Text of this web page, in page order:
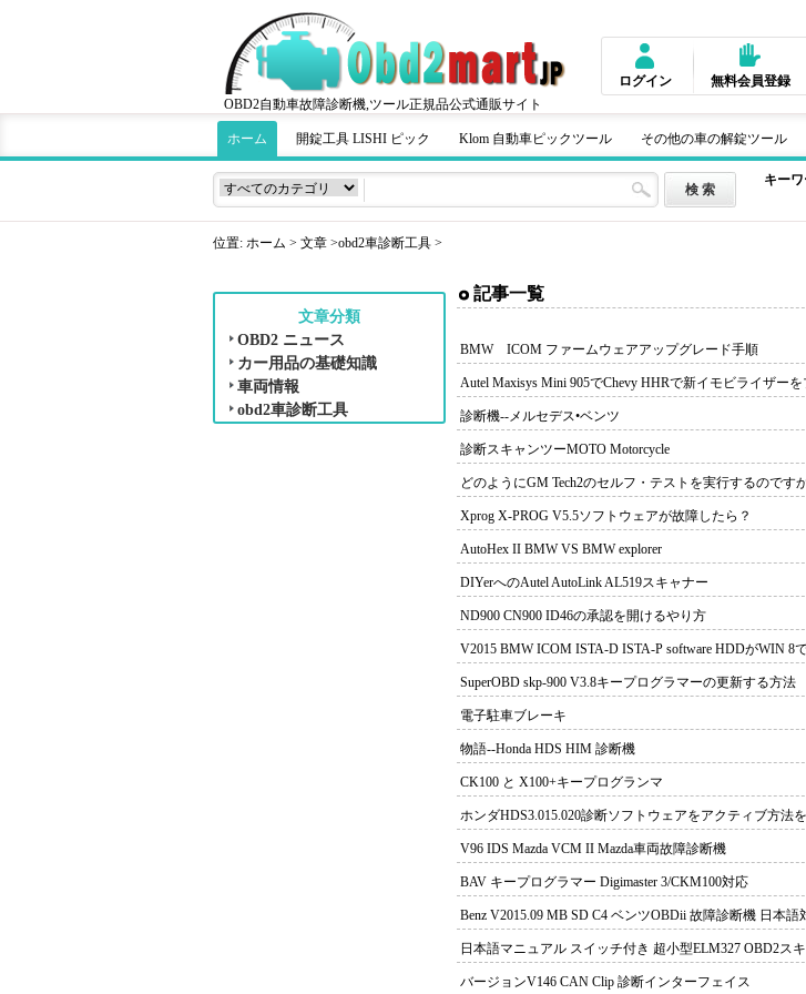
OBD2自動車故障診断機,ツール正規品公式通販サイト
ログイン 無料会員登録
ホーム 開錠工具 LISHI ピック Klom 自動車ピックツール その他の車の解錠ツール
キーワ
位置: ホーム > 文章 >obd2車診断工具 >
文章分類
OBD2 ニュース
カー用品の基礎知識
車両情報
obd2車診断工具
記事一覧
BMW ICOM ファームウェアアップグレード手順
Autel Maxisys Mini 905でChevy HHRで新イモビライザー
診断機--メルセデス•ベンツ
診断スキャンツーMOTO Motorcycle
どのようにGM Tech2のセルフ・テストを実行するのです
Xprog X-PROG V5.5ソフトウェアが故障したら？
AutoHex II BMW VS BMW explorer
DIYerへのAutel AutoLink AL519スキャナー
ND900 CN900 ID46の承認を開けるやり方
V2015 BMW ICOM ISTA-D ISTA-P software HDDがWIN 8
SuperOBD skp-900 V3.8キープログラマーの更新する方法
電子駐車ブレーキ
物語--Honda HDS HIM 診断機
CK100 と X100+キープログランマ
ホンダHDS3.015.020診断ソフトウェアをアクティブ方法
V96 IDS Mazda VCM II Mazda車両故障診断機
BAV キープログラマー Digimaster 3/CKM100対応
Benz V2015.09 MB SD C4 ベンツOBDii 故障診断機 日本語
日本語マニュアル スイッチ付き 超小型ELM327 OBD2ス
バージョンV146 CAN Clip 診断インターフェイス